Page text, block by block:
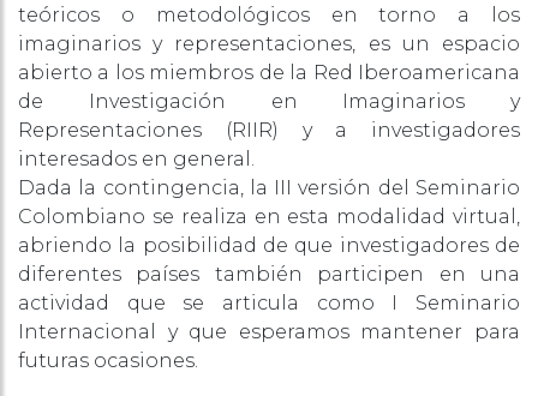
teóricos o metodológicos en torno a los
imaginarios y representaciones, es un espacio
abierto a los miembros de la Red Iberoamericana
de Investigación en Imaginarios y
Representaciones (RIIR) y a investigadores
interesados en general.
Dada la contingencia, la III versión del Seminario
Colombiano se realiza en esta modalidad virtual,
abriendo la posibilidad de que investigadores de
diferentes países también participen en una
actividad que se articula como I Seminario
Internacional y que esperamos mantener para
futuras ocasiones.